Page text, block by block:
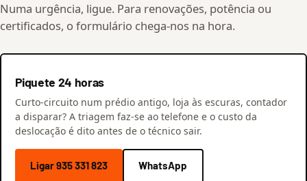
Numa urgência, ligue. Para renovações, potência ou
certificados, o formulário chega-nos na hora.
Piquete 24 horas
Curto-circuito num prédio antigo, loja às escuras, contador
a disparar? A triagem faz-se ao telefone e o custo da
deslocação é dito antes de o técnico sair.
Ligar 935 331 823 WhatsApp